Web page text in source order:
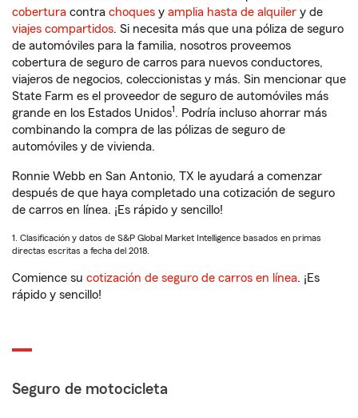
cobertura contra choques y amplia hasta de alquiler y de
viajes compartidos. Si necesita más que una póliza de seguro
de automóviles para la familia, nosotros proveemos
cobertura de seguro de carros para nuevos conductores,
viajeros de negocios, coleccionistas y más. Sin mencionar que
State Farm es el proveedor de seguro de automóviles más
grande en los Estados Unidos1. Podría incluso ahorrar más
combinando la compra de las pólizas de seguro de
automóviles y de vivienda.
Ronnie Webb en San Antonio, TX le ayudará a comenzar
después de que haya completado una cotización de seguro
de carros en línea. ¡Es rápido y sencillo!
1. Clasificación y datos de S&P Global Market Intelligence basados en primas
directas escritas a fecha del 2018.
Comience su cotización de seguro de carros en línea. ¡Es
rápido y sencillo!
Seguro de motocicleta